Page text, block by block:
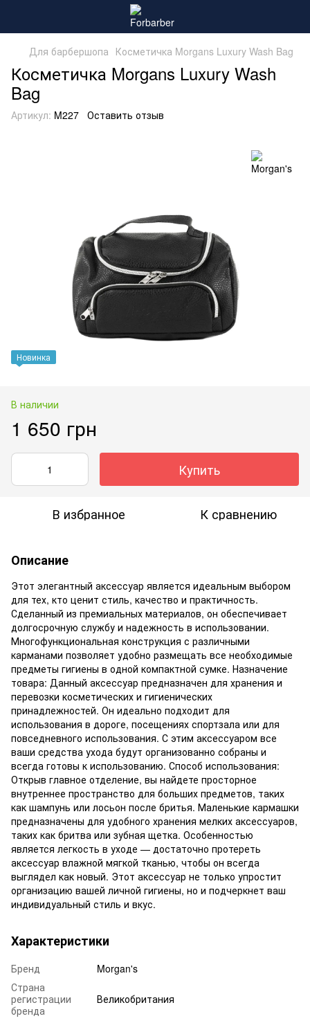
Для барбершопа Косметичка Morgans Luxury Wash Bag
Косметичка Morgans Luxury Wash
Bag
Артикул: M227 Оставить отзыв
Новинка
В наличии
1 650 грн
Купить
В избранное К сравнению
Описание
Этот элегантный аксессуар является идеальным выбором
для тех, кто ценит стиль, качество и практичность.
Сделанный из премиальных материалов, он обеспечивает
долгосрочную службу и надежность в использовании.
Многофункциональная конструкция с различными
карманами позволяет удобно размещать все необходимые
предметы гигиены в одной компактной сумке. Назначение
товара: Данный аксессуар предназначен для хранения и
перевозки косметических и гигиенических
принадлежностей. Он идеально подходит для
использования в дороге, посещениях спортзала или для
повседневного использования. С этим аксессуаром все
ваши средства ухода будут организованно собраны и
всегда готовы к использованию. Способ использования:
Открыв главное отделение, вы найдете просторное
внутреннее пространство для больших предметов, таких
как шампунь или лосьон после бритья. Маленькие кармашки
предназначены для удобного хранения мелких аксессуаров,
таких как бритва или зубная щетка. Особенностью
является легкость в уходе — достаточно протереть
аксессуар влажной мягкой тканью, чтобы он всегда
выглядел как новый. Этот аксессуар не только упростит
организацию вашей личной гигиены, но и подчеркнет ваш
индивидуальный стиль и вкус.
Характеристики
Бренд
Morgan's
Страна
регистрации
бренда
Великобритания